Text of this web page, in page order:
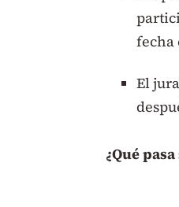
fecha
El
¿Qué